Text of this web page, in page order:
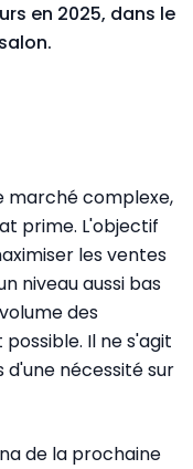
en 2025, dans le
marché complexe,
prime. L'objectif
les ventes
niveau aussi bas
des
Il ne s'agit
d'une nécessité sur
de la prochaine